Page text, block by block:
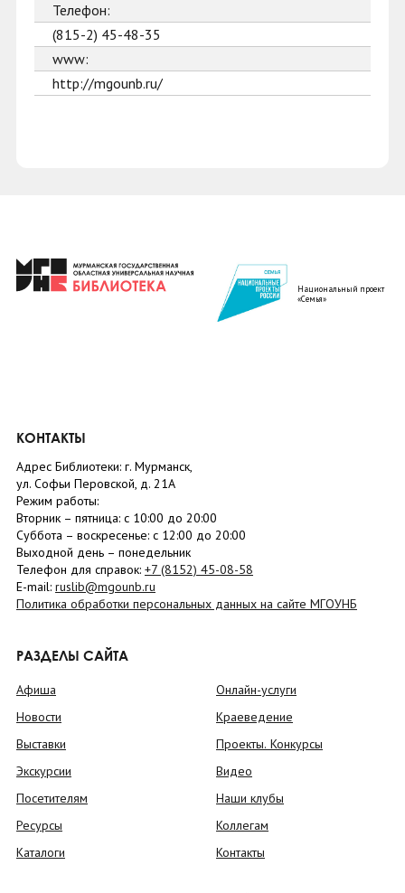
Телефон:
(815-2) 45-48-35
www:
http://mgounb.ru/
Национальный проект
«Семья»
КОНТАКТЫ
Адрес Библиотеки: г. Мурманск,
ул. Софьи Перовской, д. 21А
Режим работы:
Вторник – пятница: с 10:00 до 20:00
Суббота – воскресенье: c 12:00 до 20:00
Выходной день – понедельник
Телефон для справок: +7 (8152) 45-08-58
E-mail: ruslib@mgounb.ru
Политика обработки персональных данных на сайте МГОУНБ
РАЗДЕЛЫ САЙТА
Афиша
Новости
Выставки
Экскурсии
Посетителям
Ресурсы
Каталоги
Онлайн-услуги
Краеведение
Проекты. Конкурсы
Видео
Наши клубы
Коллегам
Контакты